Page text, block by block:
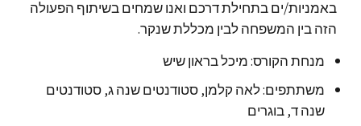
באמניות/ים בתחילת דרכם ואנו שמחים בשיתוף הפעולה
הזה בין המשפחה לבין מכללת שנקר.
מנחת הקורס: מיכל בראון שיש
משתתפים: לאה קלמן, סטודנטים שנה ג, סטודנטים
שנה ד, בוגרים